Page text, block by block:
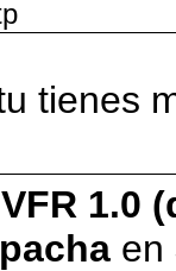
tienes
1.0
en